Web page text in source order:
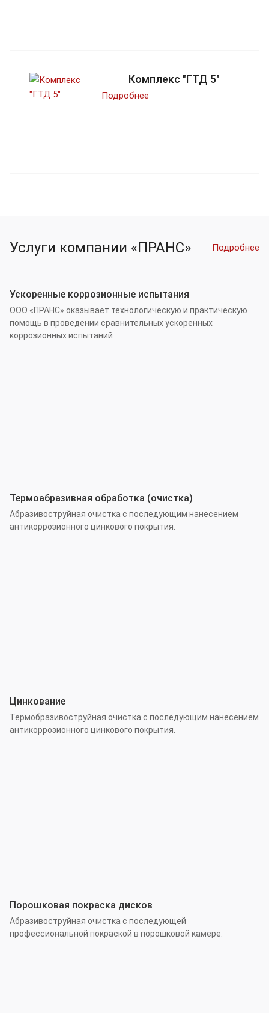
Комплекс "ГТД 5"
Подробнее
Подробнее
Услуги компании «ПРАНС»
Ускоренные коррозионные испытания
ООО «ПРАНС» оказывает технологическую и практическую
помощь в проведении сравнительных ускоренных
коррозионных испытаний
Термоабразивная обработка (очистка)
Абразивоструйная очистка с последующим нанесением
антикоррозионного цинкового покрытия.
Цинкование
Термобразивоструйная очистка с последующим нанесением
антикоррозионного цинкового покрытия.
Порошковая покраска дисков
Абразивоструйная очистка с последующей
профессиональной покраской в порошковой камере.